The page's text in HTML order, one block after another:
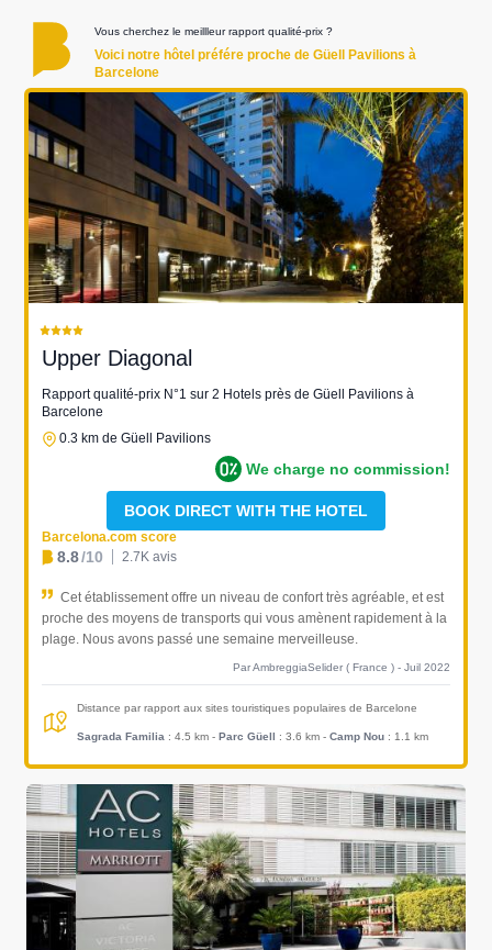
Vous cherchez le meillleur rapport qualité-prix ?
Voici notre hôtel préfére proche de Güell Pavilions à
Barcelone
Upper Diagonal
Rapport qualité-prix N°1 sur 2 Hotels près de Güell Pavilions à
Barcelone
0.3 km de Güell Pavilions
We charge no commission!
BOOK DIRECT WITH THE HOTEL
Barcelona.com score
8.8/10 2.7K avis
Cet établissement offre un niveau de confort très agréable, et est
proche des moyens de transports qui vous amènent rapidement à la
plage. Nous avons passé une semaine merveilleuse.
Par AmbreggiaSelider ( France ) - Juil 2022
Distance par rapport aux sites touristiques populaires de Barcelone
Sagrada Familia : 4.5 km - Parc Güell : 3.6 km - Camp Nou : 1.1 km